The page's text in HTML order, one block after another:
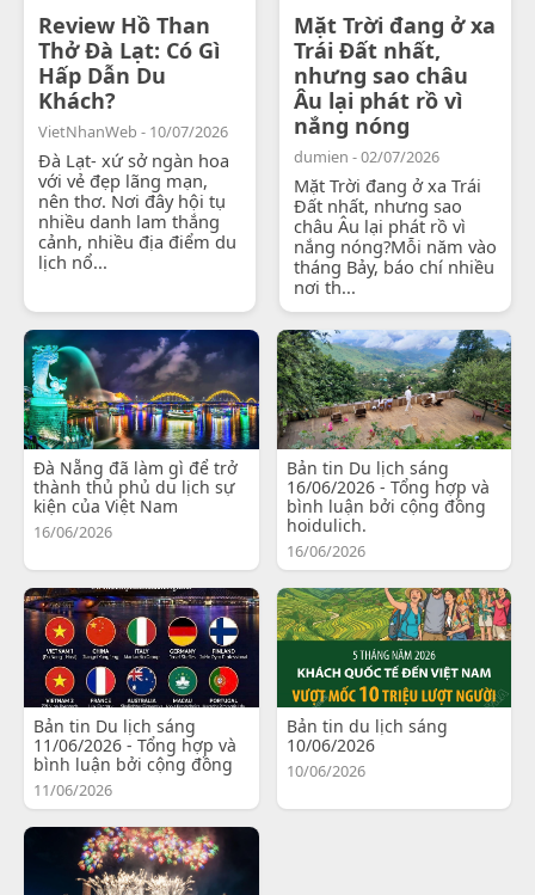
Review Hồ Than
Thở Đà Lạt: Có Gì
Hấp Dẫn Du
Khách?
VietNhanWeb - 10/07/2026
Đà Lạt- xứ sở ngàn hoa
với vẻ đẹp lãng mạn,
nên thơ. Nơi đây hội tụ
nhiều danh lam thắng
cảnh, nhiều địa điểm du
lịch nổ...
Mặt Trời đang ở xa
Trái Đất nhất,
nhưng sao châu
Âu lại phát rồ vì
nắng nóng
dumien - 02/07/2026
Mặt Trời đang ở xa Trái
Đất nhất, nhưng sao
châu Âu lại phát rồ vì
nắng nóng?Mỗi năm vào
tháng Bảy, báo chí nhiều
nơi th...
Đà Nẵng đã làm gì để trở
thành thủ phủ du lịch sự
kiện của Việt Nam
16/06/2026
Bản tin Du lịch sáng
16/06/2026 - Tổng hợp và
bình luận bởi cộng đồng
hoidulich.
16/06/2026
Bản tin Du lịch sáng
11/06/2026 - Tổng hợp và
bình luận bởi cộng đồng
11/06/2026
Bản tin du lịch sáng
10/06/2026
10/06/2026